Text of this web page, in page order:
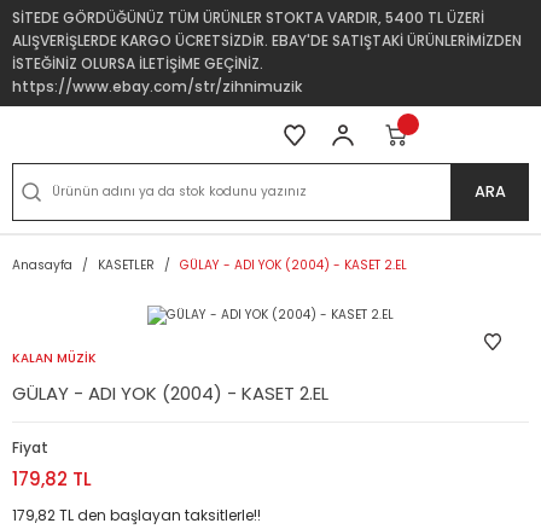
SİTEDE GÖRDÜĞÜNÜZ TÜM ÜRÜNLER STOKTA VARDIR, 5400 TL ÜZERİ
ALIŞVERİŞLERDE KARGO ÜCRETSİZDİR. EBAY'DE SATIŞTAKİ ÜRÜNLERİMİZDEN
İSTEĞİNİZ OLURSA İLETİŞİME GEÇİNİZ.
https://www.ebay.com/str/zihnimuzik
ARA
Anasayfa KASETLER GÜLAY - ADI YOK (2004) - KASET 2.EL
KALAN MÜZİK
GÜLAY - ADI YOK (2004) - KASET 2.EL
Fiyat
179,82 TL
179,82 TL den başlayan taksitlerle!!